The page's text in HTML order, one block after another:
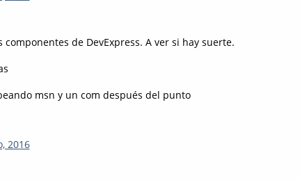
componentes de DevExpress. A ver si hay suerte.
msn y un com después del punto
2016